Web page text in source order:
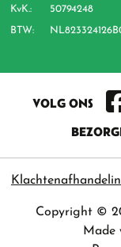
KvK.: 50794248
BTW:
VOLG ONS
Copyright ©
Made